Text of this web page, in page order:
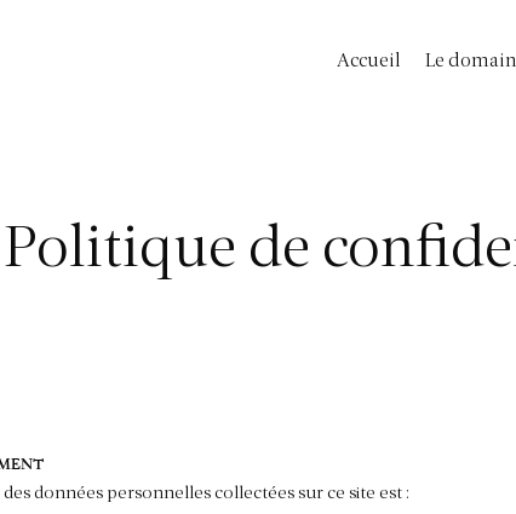
Accueil Le
Politique de
données personnelles collectées sur ce site est :